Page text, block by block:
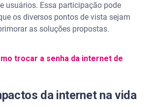
usuários. Essa participação pode
os diversos pontos de vista sejam
as soluções propostas.
trocar a senha da internet de
da internet na vida